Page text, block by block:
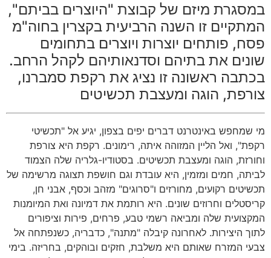
במסגרת מיזם של קבוצת "היוצרים בביתם",
המתקיים זו השנה הרביעית בקצרין בחוה"מ
פסח, פותחים יוצרות ויוצרים בתחומים
שונים את בתיהם וסדנאותיהם לקהל הרחב.
בכתבה ראשונה זו נציג את רקפת סמברנו,
צורפת, הוגה ומעצבת תכשיטים
מי שמחפש באינטרנט דברים יפים בצפון, יגיע אל "תכשיטי
רקפת", ואל הליין המזוהה איתה, רימונים. רקפת היא צורפת
וחורזת, הוגה ומעצבת תכשיטים. בסטודיו-גלריה שלה הצמוד
לביתה, חמים ומזמין, היא עובדת וגם חושפת תצוגה מרשימה של
תכשיטים רקועים, מחורזים ו"סרוגים" מזהב וכסף, אבני חן,
קריסטלים וחרוזים שונים. היא רותמת את דמיונה ואת המיומנות
המקצועית שלה ומביאה רשמי טבע, פרחים, פירות וציפורים
לתוך היצירות. לאחרונה קיבלה "מתנה", כדבריה, כשנפתחה אל
צבעי המזרח שאותם היא משלבת, חזקים ובוהקים, בחריזה. בימי